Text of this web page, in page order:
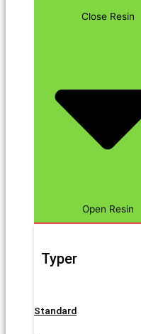
Close Resin
Open Resin
Typer
Standard